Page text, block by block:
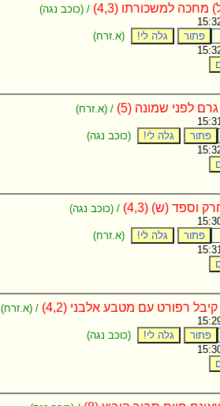
מחכה למשכורתו (4,3)
/ (כוכב נגה)
(א.זרח)
/ (א.זרח)
(כוכב נגה)
וספד (ש) (4,3)
/ (כוכב נגה)
(א.זרח)
רפורט עם מטבע אלבני (4,2)
/ (א.זרח)
(כוכב נגה)